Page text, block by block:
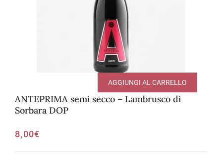
ANTEPRIMA semi secco – Lambrusco di
Sorbara DOP
8,00€
AGGIUNGI AL CARRELLO